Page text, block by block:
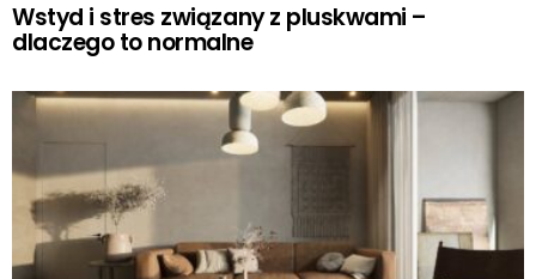
Wstyd i stres związany z pluskwami –
dlaczego to normalne